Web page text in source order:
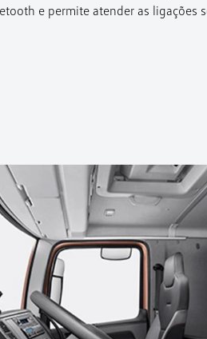
e permite atender as ligações